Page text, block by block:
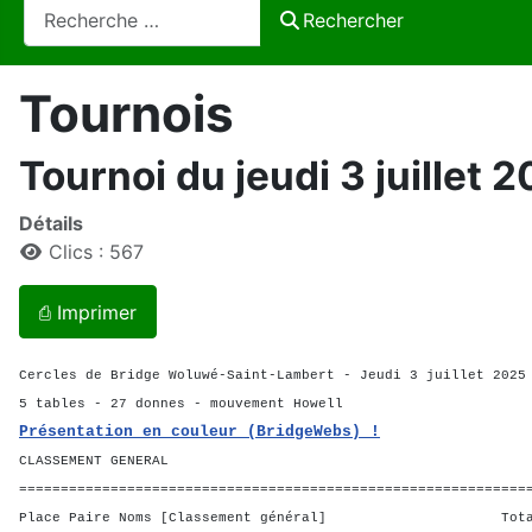
Rechercher
Tournois
Tournoi du jeudi 3 juillet
Détails
Clics : 567
⎙ Imprimer
Cercles de Bridge Woluwé-Saint-Lambert - Jeudi 3 juillet 2025
5 tables - 27 donnes - mouvement Howell
Présentation en couleur (BridgeWebs) !
CLASSEMENT GENERAL
Place Paire Noms [Classement général] Total